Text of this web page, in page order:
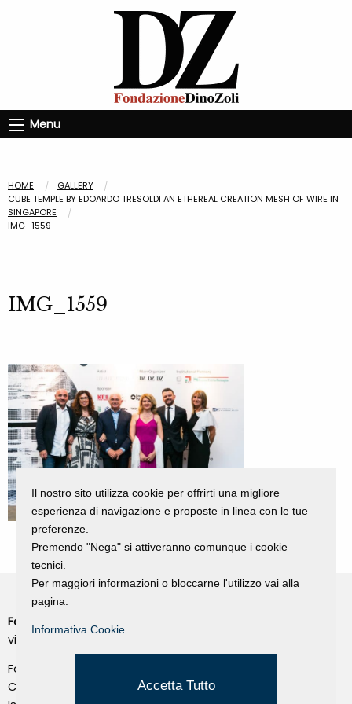
Menu
HOME
GALLERY
CUBE TEMPLE BY EDOARDO TRESOLDI AN ETHEREAL CREATION MESH OF WIRE IN
SINGAPORE
IMG_1559
IMG_1559
Fondazione Dino Zoli
viale Bologna 288, Forlì
Fondo dot. euro 285.000 i.v.
CF e P.IVA 03692820404
Privacy Policy
Il nostro sito utilizza cookie per offrirti una migliore
esperienza di navigazione e proposte in linea con le tue
preferenze.
Premendo "Nega" si attiveranno comunque i cookie
tecnici.
Per maggiori informazioni o bloccarne l'utilizzo vai alla
pagina.
Informativa Cookie
Accetta Tutto